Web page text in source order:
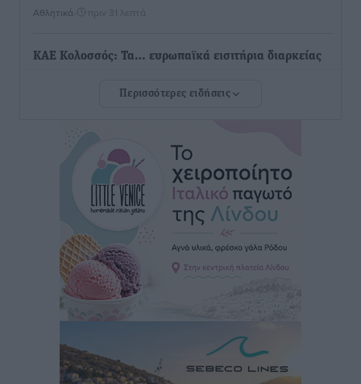
Αθλητικά πριν 31 λεπτά
ΚΑΕ Κολοσσός: Τα… ευρωπαϊκά εισιτήρια διαρκείας
Αθλητικά • πριν 35 λεπτά
Η Μανίσα πήρε Buie και Davis
• πριν 37 λεπτά
Γ.Σ. Ηπιόνη: «Προπονητική ομάδα με εμπειρία,
επιστημονική γνώση και σύγχρονες μεθόδους»
Αθλητικά • πριν 38 λεπτά
Αθλητικά• πριν 41 λεπτά
Περισσότερες ειδήσεις